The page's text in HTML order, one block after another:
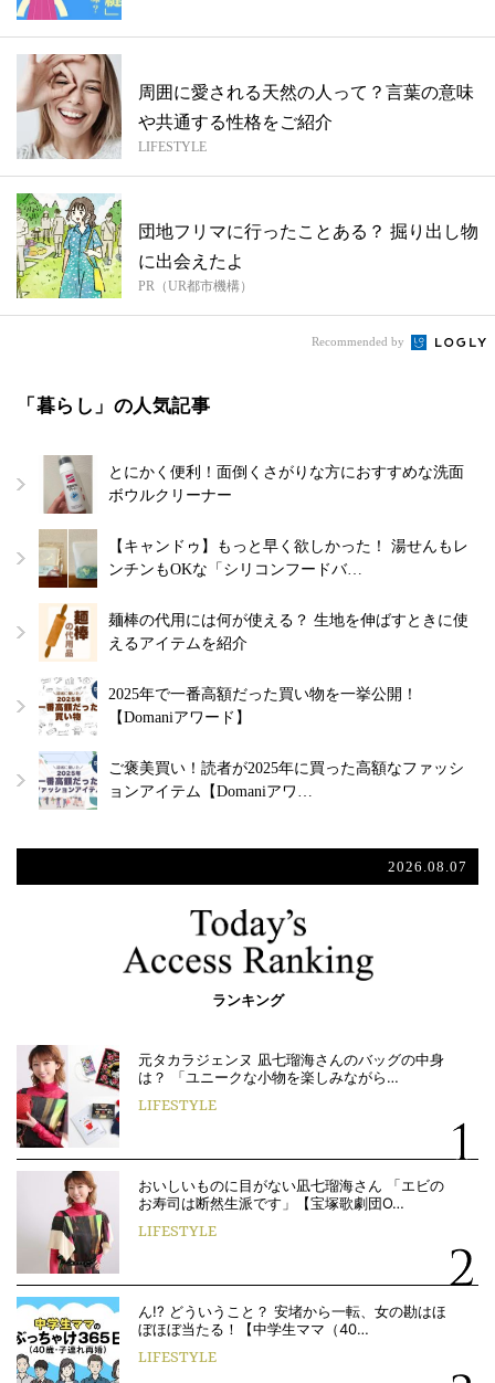
周囲に愛される天然の人って？言葉の意味
や共通する性格をご紹介
LIFESTYLE
団地フリマに行ったことある？ 掘り出し物
に出会えたよ
PR（UR都市機構）
Recommended by
「暮らし」の人気記事
とにかく便利！面倒くさがりな方におすすめな洗面
ボウルクリーナー
【キャンドゥ】もっと早く欲しかった！ 湯せんもレ
ンチンもOKな「シリコンフードバ…
麺棒の代用には何が使える？ 生地を伸ばすときに使
えるアイテムを紹介
2025年で一番高額だった買い物を一挙公開！
【Domaniアワード】
ご褒美買い！読者が2025年に買った高額なファッシ
ョンアイテム【Domaniアワ…
2026.08.07
ランキング
元タカラジェンヌ 凪七瑠海さんのバッグの中身
は？ 「ユニークな小物を楽しみながら…
LIFESTYLE
おいしいものに目がない凪七瑠海さん 「エビの
お寿司は断然生派です」【宝塚歌劇団O…
LIFESTYLE
ん!? どういうこと？ 安堵から一転、女の勘はほ
ぼほぼ当たる！【中学生ママ（40…
LIFESTYLE